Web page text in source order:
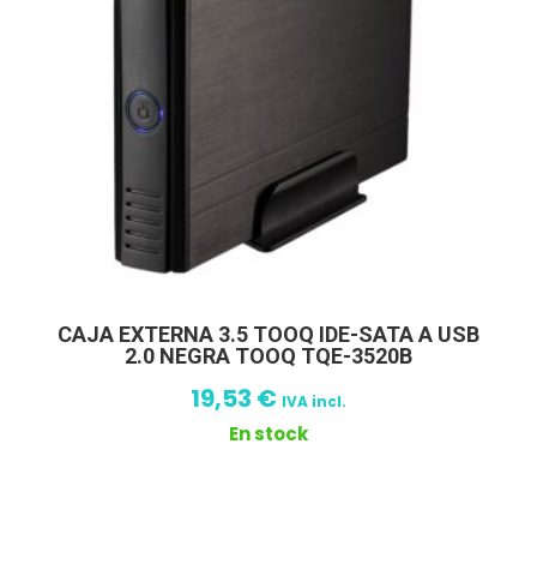
CAJA EXTERNA 3.5 TOOQ IDE-SATA A USB
2.0 NEGRA TOOQ TQE-3520B
19,53 € IVA incl.
En stock